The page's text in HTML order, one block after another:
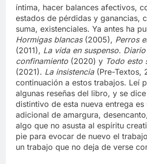
íntima, hacer balances afectivos,
estados de pérdidas y ganancias,
suma, existenciales. Ya antes ha
Hormigas blancas(2005), Perros
(2011), La vida en suspenso.
confinamiento (2020) y Todo esto
(2021). La insistencia(Pre-Textos,
continuación a estos trabajos. Leí
algunas reseñas del libro, y se
distintivo de esta nueva entrega es
adicional de amargura,
algo que no asusta al espíritu
pie para evocar de nuevo el
un trabajo que no deja de verse